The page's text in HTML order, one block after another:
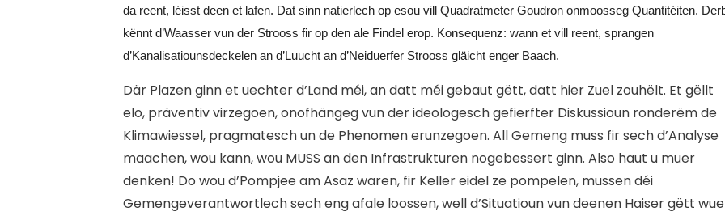
da reent, léisst deen et lafen. Dat sinn natierlech op esou vill Quadratmeter Goudron onmoosseg Quantitéiten.
kënnt d’Waasser vun der Strooss fir op den ale Findel erop. Konsequenz: wann et vill reent, sprangen
d’Kanalisatiounsdeckelen an d’Luucht an d’Neiduerfer Strooss gläicht enger Baach.
Där Plazen ginn et uechter d’Land méi, an datt méi gebaut gëtt, datt hier Zuel zouhëlt. Et gëllt
elo, präventiv virzegoen, onofhängeg vun der ideologesch gefierfter Diskussioun ronderëm de
Klimawiessel, pragmatesch un de Phenomen erunzegoen. All Gemeng muss fir sech d’Analyse
maachen, wou kann, wou MUSS an den Infrastrukturen nogebessert ginn. Also haut u muer
denken! Do wou d’Pompjee am Asaz waren, fir Keller eidel ze pompelen, mussen déi
Gemengeverantwortlech sech eng afale loossen, well d’Situatioun vun deenen Haiser gëtt